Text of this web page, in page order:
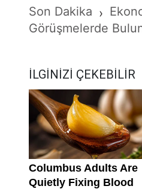
Son Dakika ›
Görüşmelerde